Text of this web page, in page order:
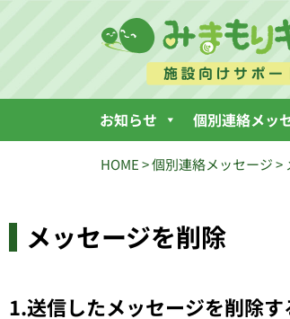
お知らせ 個別連絡メッ
HOME>個別連絡メッセージ>
メッセージを削除
1.送信したメッセージを削除す